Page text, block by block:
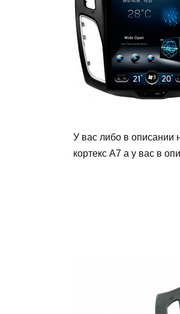
У вас либо в описании
кортекс А7 а у вас в